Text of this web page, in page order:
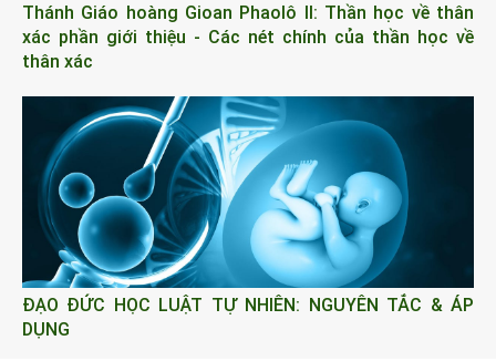
Thánh Giáo hoàng Gioan Phaolô II: Thần học về thân
xác phần giới thiệu - Các nét chính của thần học về
thân xác
ĐẠO ĐỨC HỌC LUẬT TỰ NHIÊN: NGUYÊN TẮC & ÁP
DỤNG